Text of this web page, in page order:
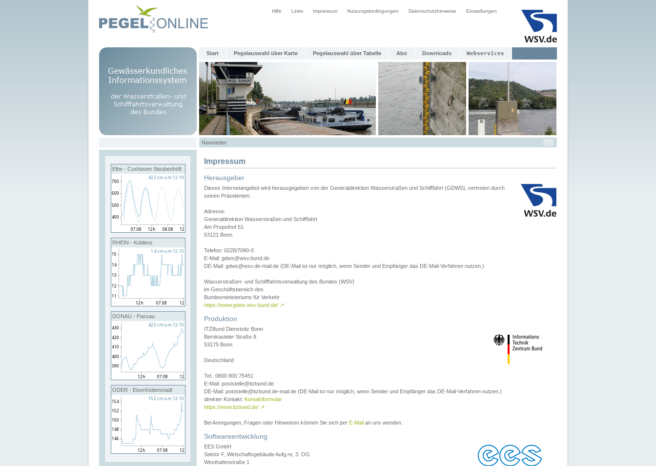
Hilfe Links Impressum Nutzungsbedingungen Datenschutzhinweise Einstellungen
Start Pegelauswahl über Karte Pegelauswahl über Tabelle Abo Downloads Webservices
Newsletter
Elbe - Cuxhaven Steubenhöft
RHEIN - Koblenz
DONAU - Passau
ODER - Eisenhüttenstadt
Impressum
Herausgeber
Dieses Internetangebot wird herausgegeben von der Generaldirektion Wasserstraßen und Schifffahrt (GDWS), vertreten durch
seinen Präsidenten.
Adresse:
Generaldirektion Wasserstraßen und Schifffahrt
Am Propsthof 51
53121 Bonn
Telefon: 0228/7090-0
E-Mail: gdws@wsv.bund.de
DE-Mail: gdws@wsv.de-mail.de (DE-Mail ist nur möglich, wenn Sender und Empfänger das DE-Mail-Verfahren nutzen.)
Wasserstraßen- und Schifffahrtsverwaltung des Bundes (WSV)
im Geschäftsbereich des
Bundesministeriums für Verkehr
https://www.gdws.wsv.bund.de/ ↗
Produktion
ITZBund Dienstsitz Bonn
Bernkasteler Straße 8
53175 Bonn
Deutschland
Tel.: 0800 800 75451
E-Mail: poststelle@itzbund.de
DE-Mail: poststelle@itzbund.de-mail.de (DE-Mail ist nur möglich, wenn Sender und Empfänger das DE-Mail-Verfahren nutzen.)
direkter Kontakt: Kontaktformular
https://www.itzbund.de/ ↗
Bei Anregungen, Fragen oder Hinweisen können Sie sich per E-Mail an uns wenden.
Softwareentwicklung
EES GmbH
Sektor F, Wirtschaftsgebäude Aufg.re, 3. OG
Westhafenstraße 1